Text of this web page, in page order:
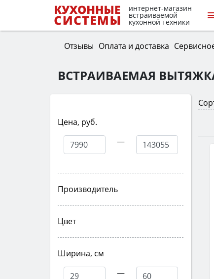
интернет-магазин
встраиваемой
кухонной техники
Отзывы Оплата и доставка
ВСТРАИВАЕМАЯ
Цена, руб.
—
Производитель
Цвет
Ширина, см
—